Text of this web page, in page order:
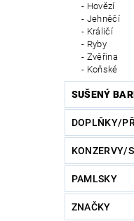
Hovězí
Jehněčí
Králičí
Ryby
Zvěřina
Koňské
SUŠENÝ
DOPLŇKY/
KONZERVY/
PAMLSKY
ZNAČKY